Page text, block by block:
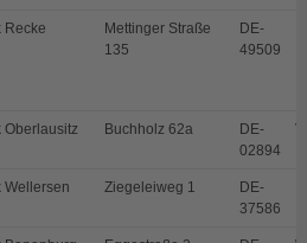
Recke
Mettinger Straße
135
DE-
49509
Oberlausitz Buchholz 62a
DE-
02894
Wellersen Ziegeleiweg 1
DE-
37586